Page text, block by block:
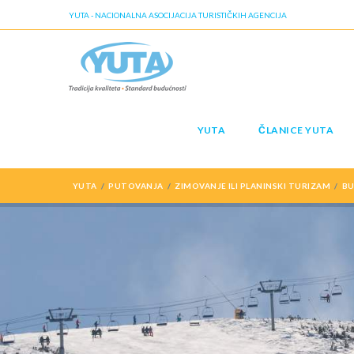
YUTA - NACIONALNA ASOCIJACIJA TURISTIČKIH AGENCIJA
YUTA ČLANICE YUTA
YUTA PUTOVANJA ZIMOVANJE ILI PLANINSKI TURIZAM